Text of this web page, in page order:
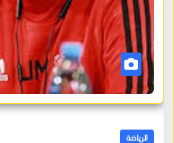
الرياضة